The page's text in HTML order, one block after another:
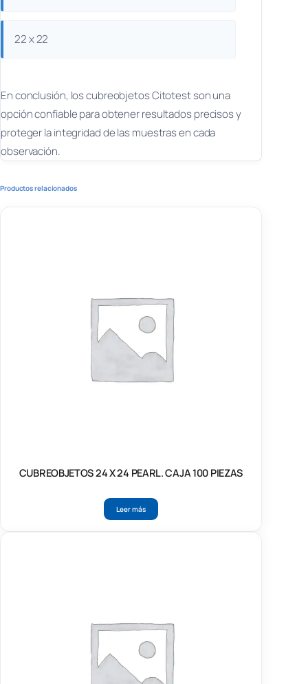
22 x 22
En conclusión, los cubreobjetos Citotest son una
opción confiable para obtener resultados precisos y
proteger la integridad de las muestras en cada
observación.
Productos relacionados
CUBREOBJETOS 24 X 24 PEARL. CAJA 100 PIEZAS
Leer más